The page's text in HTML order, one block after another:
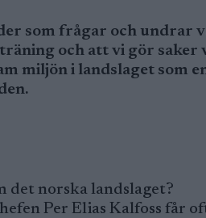
som frågar och undrar
och att vi gör
miljön i landslaget som
det norska landslaget?
Per Elias Kalfoss får